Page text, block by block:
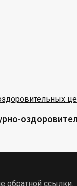
обратной ссылки.